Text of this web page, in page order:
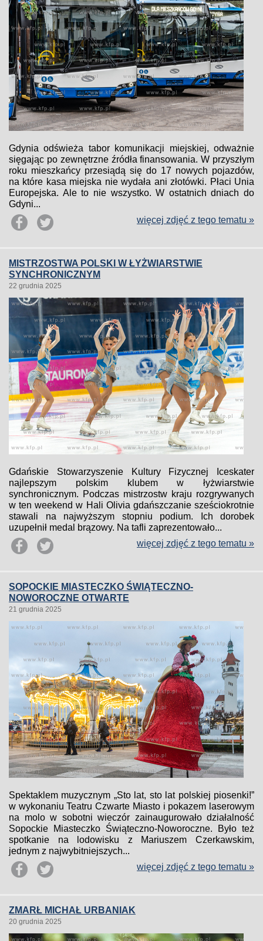
Gdynia odświeża tabor komunikacji miejskiej, odważnie
sięgając po zewnętrzne źródła finansowania. W przyszłym
roku mieszkańcy przesiądą się do 17 nowych pojazdów,
na które kasa miejska nie wydała ani złotówki. Płaci Unia
Europejska. Ale to nie wszystko. W ostatnich dniach do
Gdyni...
więcej zdjęć z tego tematu »
MISTRZOSTWA POLSKI W ŁYŻWIARSTWIE
SYNCHRONICZNYM
22 grudnia 2025
Gdańskie Stowarzyszenie Kultury Fizycznej Iceskater
najlepszym polskim klubem w łyżwiarstwie
synchronicznym. Podczas mistrzostw kraju rozgrywanych
w ten weekend w Hali Olivia gdańszczanie sześciokrotnie
stawali na najwyższym stopniu podium. Ich dorobek
uzupełnił medal brązowy. Na tafli zaprezentowało...
więcej zdjęć z tego tematu »
SOPOCKIE MIASTECZKO ŚWIĄTECZNO-
NOWOROCZNE OTWARTE
21 grudnia 2025
Spektaklem muzycznym „Sto lat, sto lat polskiej piosenki!”
w wykonaniu Teatru Czwarte Miasto i pokazem laserowym
na molo w sobotni wieczór zainaugurowało działalność
Sopockie Miasteczko Świąteczno-Noworoczne. Było też
spotkanie na lodowisku z Mariuszem Czerkawskim,
jednym z najwybitniejszych...
więcej zdjęć z tego tematu »
ZMARŁ MICHAŁ URBANIAK
20 grudnia 2025